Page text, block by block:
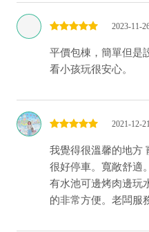
2023-11-
平價包棟，簡單但是
看小孩玩很安心。
2021-12-
我覺得很溫馨的地方
很好停車。寬敞舒適
有水池可邊烤肉邊玩
的非常方便。老闆服